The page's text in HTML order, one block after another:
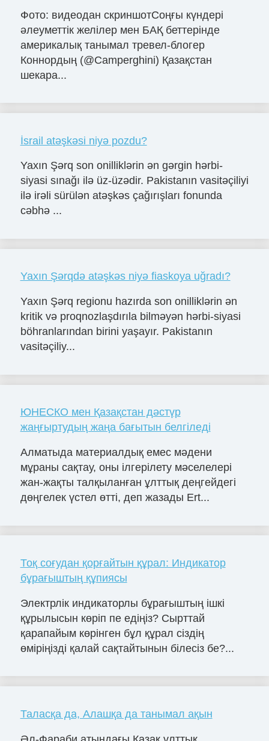
Фото: видеодан скриншотСоңғы күндері
әлеуметтік желілер мен БАҚ беттерінде
америкалық танымал тревел-блогер
Коннордың (@Camperghini) Қазақстан
шекара...
İsrail atəşkəsi niyə pozdu?
Yaxın Şərq son onilliklərin ən gərgin hərbi-
siyasi sınağı ilə üz-üzədir. Pakistanın vasitəçiliyi
ilə irəli sürülən atəşkəs çağırışları fonunda
cəbhə ...
Yaxın Şərqdə atəşkəs niyə fiaskoya uğradı?
Yaxın Şərq regionu hazırda son onilliklərin ən
kritik və proqnozlaşdırıla bilməyən hərbi-siyasi
böhranlarından birini yaşayır. Pakistanın
vasitəçiliy...
ЮНЕСКО мен Қазақстан дәстүр
жаңғыртудың жаңа бағытын белгіледі
Алматыда материалдық емес мәдени
мұраны сақтау, оны ілгерілету мәселелері
жан-жақты талқыланған ұлттық деңгейдегі
дөңгелек үстел өтті, деп жазады Ert...
Тоқ соғудан қорғайтын құрал: Индикатор
бұрағыштың құпиясы
Электрлік индикаторлы бұрағыштың ішкі
құрылысын көріп пе едіңіз? Сырттай
қарапайым көрінген бұл құрал сіздің
өміріңізді қалай сақтайтынын білесіз бе?...
Таласқа да, Алашқа да танымал ақын